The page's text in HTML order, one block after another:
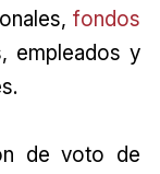
fondos
empleados y
de voto de